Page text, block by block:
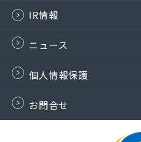
IR情報
ニュース
個人情報保護
お問合せ